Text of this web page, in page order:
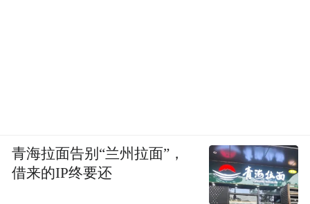
青海拉面告别“兰州拉面”，
借来的IP终要还